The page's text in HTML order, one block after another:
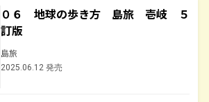
０６ 地球の歩き方 島旅 壱岐 ５
訂版
島旅
2025.06.12 発売